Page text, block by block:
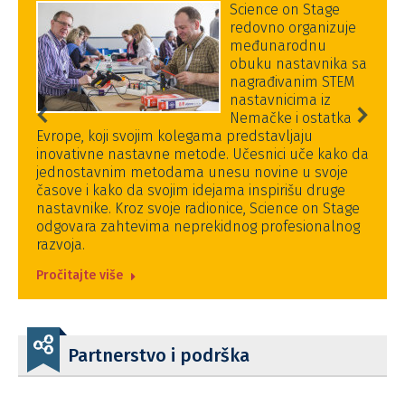
Science on Stage
redovno organizuje
međunarodnu
obuku nastavnika sa
nagrađivanim STEM
nastavnicima iz
Nemačke i ostatka
koji svojim kolegama predstavljaju
nastavne metode. Učesnici uče kako da
metodama unesu novine u svoje
i kako da svojim idejama inspirišu druge
Kroz svoje radionice, Science on Stage
zahtevima neprekidnog profesionalnog
više
brojne
Partnerstvo i podrška